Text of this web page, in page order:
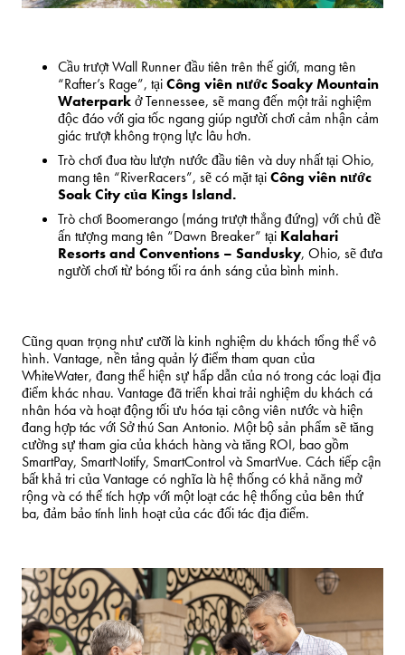
Cầu trượt Wall Runner đầu tiên trên thế giới, mang tên
“Rafter’s Rage”, tạiCông viên nước Soaky Mountain
WaterparkởTennessee, sẽ mang đến một trải nghiệm
độc đáo với gia tốc ngang giúp người chơi cảm nhận cảm
giác trượt không trọng lực lâu hơn.
Trò chơi đua tàu lượn nước đầu tiên và duy nhất tạiOhio,
mang tên “RiverRacers”, sẽ có mặt tạiCông viên nước
Soak City của Kings Island.
Trò chơi Boomerango (máng trượt thẳng đứng) với chủ đề
ấn tượng mang tên “Dawn Breaker” tại Kalahari
Resorts and Conventions – Sandusky, Ohio, sẽ đưa
người chơi từ bóng tối ra ánh sáng của bình minh.
Cũng quan trọng như cưỡi là kinh nghiệm du khách tổng thể vô
hình. Vantage, nền tảng quản lý điểm tham quan của
WhiteWater, đang thể hiện sự hấp dẫn của nó trong các loại địa
điểm khác nhau. Vantage đã triển khai trải nghiệm du khách cá
nhân hóa và hoạt động tối ưu hóa tại công viên nước và hiện
đang hợp tác với Sở thú San Antonio. Một bộ sản phẩm sẽ tăng
cường sự tham gia của khách hàng và tăng ROI, bao gồm
SmartPay, SmartNotify, SmartControl và SmartVue. Cách tiếp cận
bất khả tri của Vantage có nghĩa là hệ thống có khả năng mở
rộng và có thể tích hợp với một loạt các hệ thống của bên thứ
ba, đảm bảo tính linh hoạt của các đối tác địa điểm.